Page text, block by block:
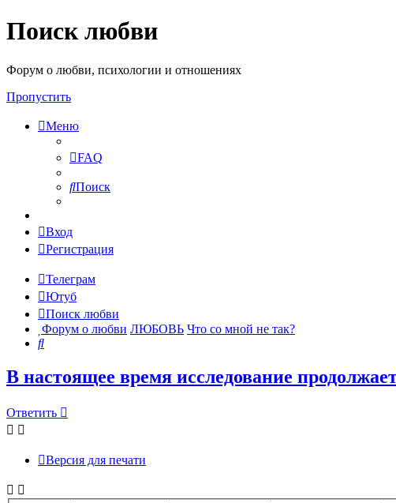
Поиск любви
Форум о любви, психологии и отношениях
Пропустить
Меню
FAQ
Поиск
Вход
Регистрация
Телеграм
Ютуб
Поиск любви
Форум о любви ЛЮБОВЬ Что со мной не так?
Поиск
В настоящее время исследование
Ответить
Версия для печати